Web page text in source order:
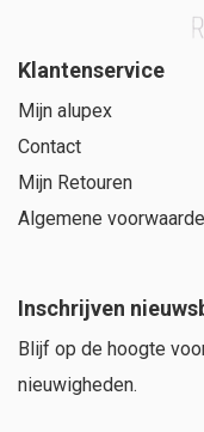
Klantenservice
Mijn alupex
Contact
Mijn Retouren
Algemene
Inschrijven
Blijf op de hoogte
nieuwigheden.